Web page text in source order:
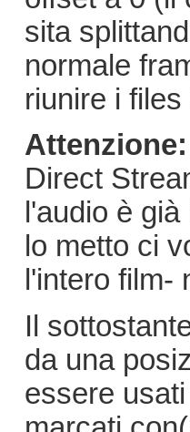
sita
normale
riunire i
Attenzione:
Direct
l'audio è
lo metto ci
l'intero film-
Il
da una
essere